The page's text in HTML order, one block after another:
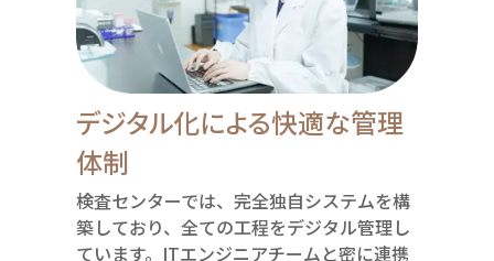
デジタル化による快適な管理
体制
検査センターでは、完全独自システムを構
築しており、全ての工程をデジタル管理し
ています。ITエンジニアチームと密に連携